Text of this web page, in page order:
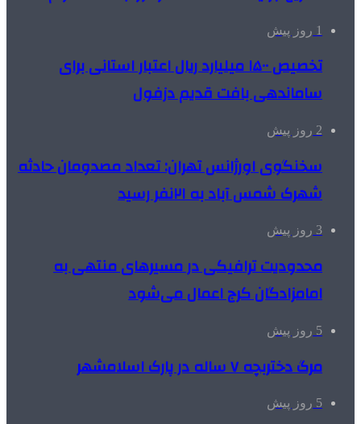
1 روز پیش
تخصیص ۱۵۰۰ میلیارد ریال اعتبار استانی برای
ساماندهی بافت قدیم دزفول
2 روز پیش
سخنگوی اورژانس تهران: تعداد مصدومان حادثه
شهرک شمس آباد به ۲۱نفر رسید
3 روز پیش
محدودیت ترافیکی در مسیرهای منتهی به
امامزادگان کرج اعمال می‌شود
5 روز پیش
مرگ دختربچه ۷ ساله در پارک اسلامشهر
5 روز پیش